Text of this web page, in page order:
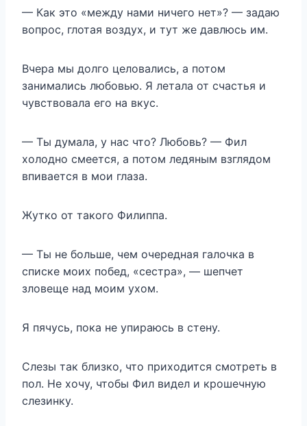
— Как это «между нами ничего нет»? — задаю
вопрос, глотая воздух, и тут же давлюсь им.
Вчера мы долго целовались, а потом
занимались любовью. Я летала от счастья и
чувствовала его на вкус.
— Ты думала, у нас что? Любовь? — Фил
холодно смеется, а потом ледяным взглядом
впивается в мои глаза.
Жутко от такого Филиппа.
— Ты не больше, чем очередная галочка в
списке моих побед, «сестра», — шепчет
зловеще над моим ухом.
Я пячусь, пока не упираюсь в стену.
Слезы так близко, что приходится смотреть в
пол. Не хочу, чтобы Фил видел и крошечную
слезинку.